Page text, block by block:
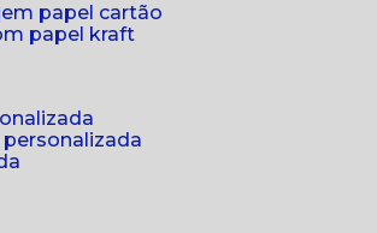
papel cartão
papel kraft
personalizada